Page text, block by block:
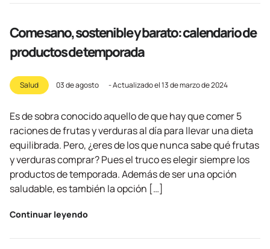
Come sano, sostenible y barato: calendario de
productos de temporada
Salud 03 de agosto - Actualizado el13 de marzo de 2024
Es de sobra conocido aquello de que hay que comer 5
raciones de frutas y verduras al día para llevar una dieta
equilibrada. Pero, ¿eres de los que nunca sabe qué frutas
y verduras comprar? Pues el truco es elegir siempre los
productos de temporada. Además de ser una opción
saludable, es también la opción […]
Continuar leyendo